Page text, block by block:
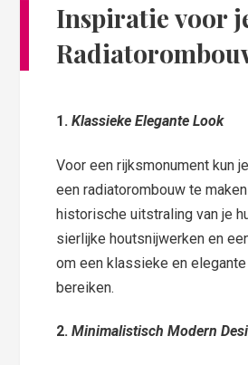
Inspiratie voor
1.Klassieke Elegante Look
Voor een rijksmonument kun
een radiatorombouw te
historische uitstraling van je
sierlijke houtsnijwerken en
om een klassieke en
bereiken.
2.Minimalistisch Modern